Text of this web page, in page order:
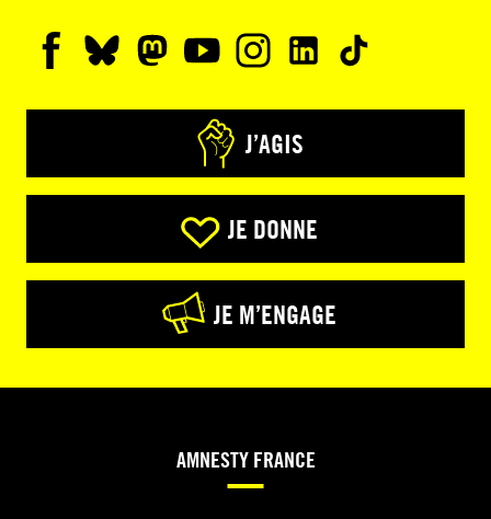
J’AGIS
JE DONNE
JE M’ENGAGE
AMNESTY FRANCE